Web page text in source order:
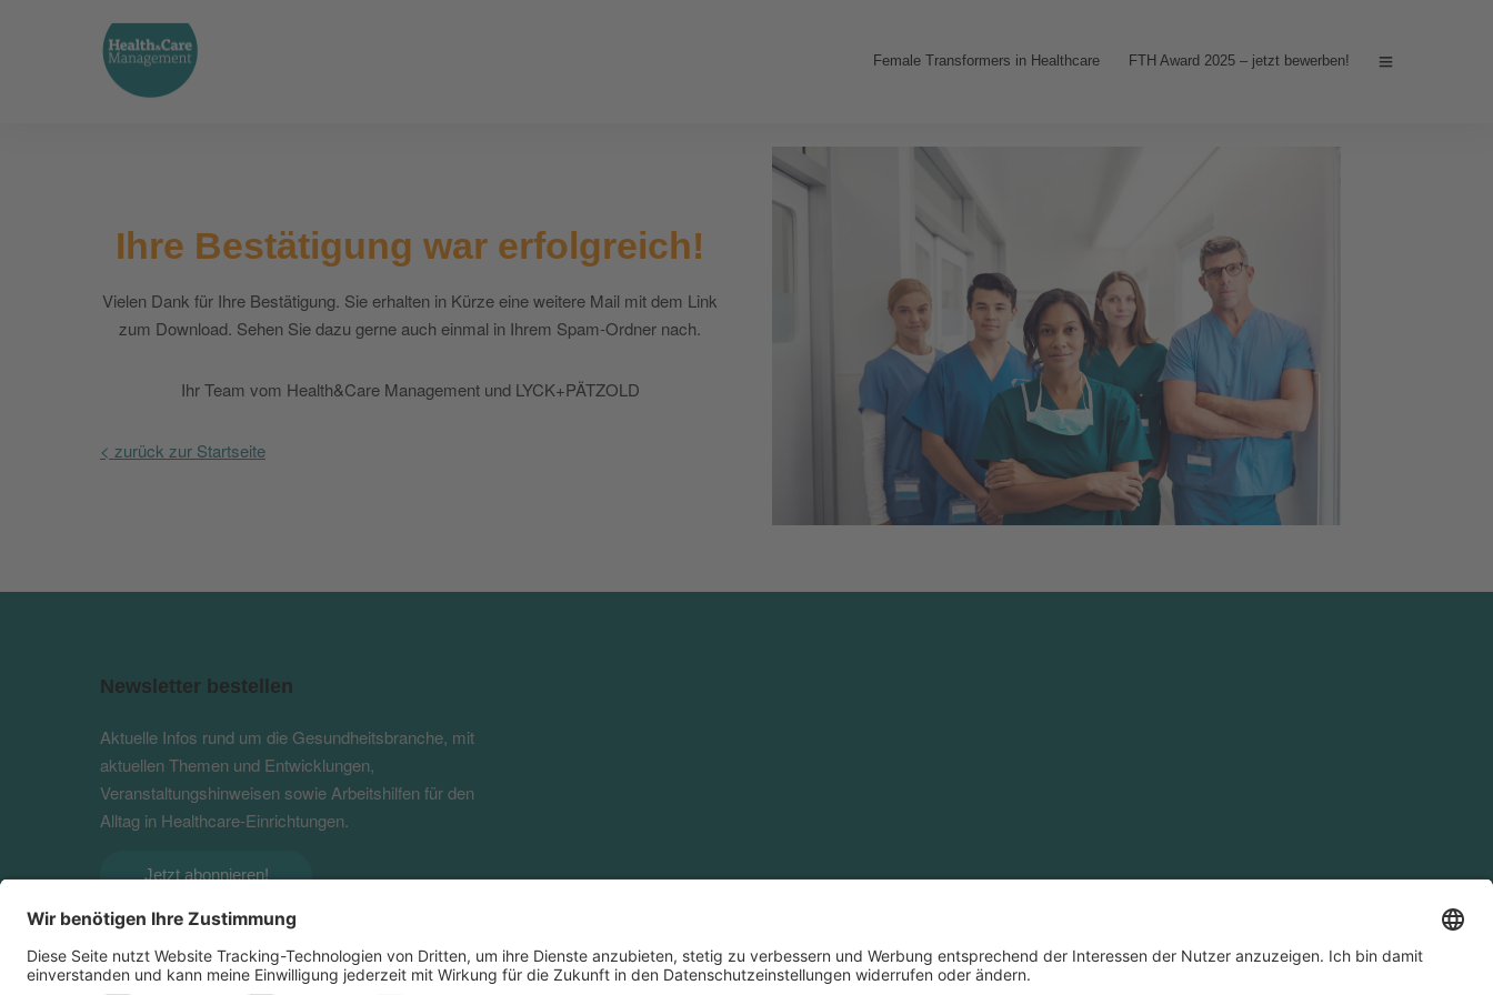
Female Transformers in Healthcare FTH Award 2025 – jetzt bewerben!
Ihre Bestätigung war erfolgreich!
Vielen Dank für Ihre Bestätigung. Sie erhalten in Kürze eine weitere Mail mit dem Link
zum Download. Sehen Sie dazu gerne auch einmal in Ihrem Spam-Ordner nach.
Ihr Team vom Health&Care Management und LYCK+PÄTZOLD
< zurück zur Startseite
Newsletter bestellen
Aktuelle Infos rund um die Gesundheitsbranche, mit
aktuellen Themen und Entwicklungen,
Veranstaltungshinweisen sowie Arbeitshilfen für den
Alltag in Healthcare-Einrichtungen.
Jetzt abonnieren!